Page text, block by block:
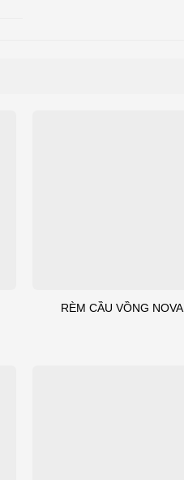
RÈM CẦU VỒNG NOVA